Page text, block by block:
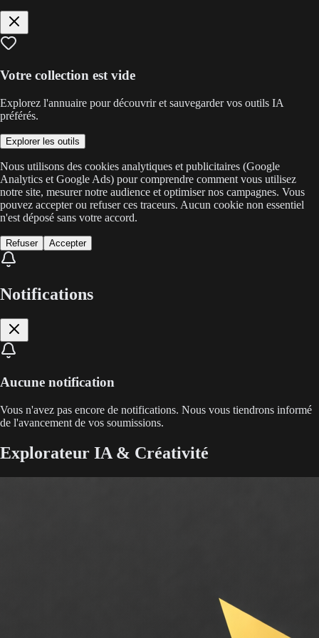
Votre collection est vide
Explorez l'annuaire pour découvrir et sauvegarder vos outils IA
préférés.
Explorer les outils
Nous utilisons des cookies analytiques et publicitaires (Google
Analytics et Google Ads) pour comprendre comment vous utilisez
notre site, mesurer notre audience et optimiser nos campagnes. Vous
pouvez accepter ou refuser ces traceurs. Aucun cookie non essentiel
n'est déposé sans votre accord.
Refuser Accepter
Notifications
Aucune notification
Vous n'avez pas encore de notifications. Nous vous tiendrons informé
de l'avancement de vos soumissions.
Explorateur IA & Créativité